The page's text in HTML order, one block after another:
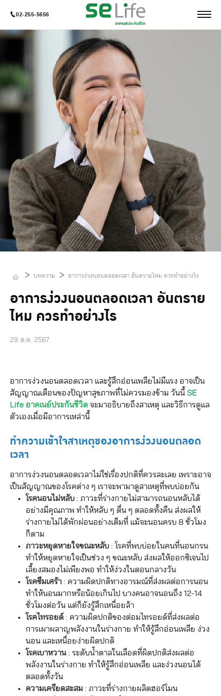
02-255-5656
> บทความ > อาการง่วงนอนตลอดเวลา อันตรายไหม ควรทำอย่างไร
อาการง่วงนอนตลอดเวลา อันตราย
ไหม ควรทำอย่างไร
29 ต.ค. 2567
อาการง่วงนอนตลอดเวลา และรู้สึกอ่อนเพลียไม่มีแรง อาจเป็น
สัญญาณเตือนของปัญหาสุขภาพที่ไม่ควรมองข้าม วันนี้ SE
Life อาคเนย์ประกันชีวิต จะมาอธิบายถึงสาเหตุ และวิธีการดูแล
ตัวเองเมื่อมีอาการเหล่านี้
ทำความเข้าใจสาเหตุของอาการง่วงนอนตลอด
เวลา
อาการง่วงนอนตลอดเวลาไม่ใช่เรื่องปกติที่ควรละเลย เพราะอาจ
เป็นสัญญาณของโรคต่าง ๆ เราจะพามาดูสาเหตุที่พบบ่อยกัน
โรคนอนไม่หลับ : ภาวะที่ร่างกายไม่สามารถนอนหลับได้
อย่างมีคุณภาพ ทำให้หลับ ๆ ตื่น ๆ ตลอดทั้งคืน ส่งผลให้
ร่างกายไม่ได้พักผ่อนอย่างเต็มที่ แม้จะนอนครบ 8 ชั่วโมง
ก็ตาม
ภาวะหยุดหายใจขณะหลับ : โรคที่พบบ่อยในคนที่นอนกรน
ทำให้หยุดหายใจเป็นช่วง ๆ ขณะหลับ ส่งผลให้ออกซิเจนไป
เลี้ยงสมองไม่เพียงพอ ทำให้ง่วงในตอนกลางวัน
โรคซึมเศร้า : ความผิดปกติทางอารมณ์ที่ส่งผลต่อการนอน
ทำให้นอนมากหรือน้อยเกินไป บางคนอาจนอนถึง 12-14
ชั่วโมงต่อวัน แต่ก็ยังรู้สึกเหนื่อยล้า
โรคไทรอยด์ : ความผิดปกติของต่อมไทรอยด์ที่ส่งผลต่อ
การเผาผลาญพลังงานในร่างกาย ทำให้รู้สึกอ่อนเพลีย ง่วง
นอน และเหนื่อยง่ายผิดปกติ
โรคเบาหวาน: ระดับน้ำตาลในเลือดที่ผิดปกติส่งผลต่อ
พลังงานในร่างกาย ทำให้รู้สึกอ่อนเพลีย และง่วงนอนได้
ตลอดทั้งวัน
ความเครียดสะสม : ภาวะที่ร่างกายผลิตฮอร์โมน